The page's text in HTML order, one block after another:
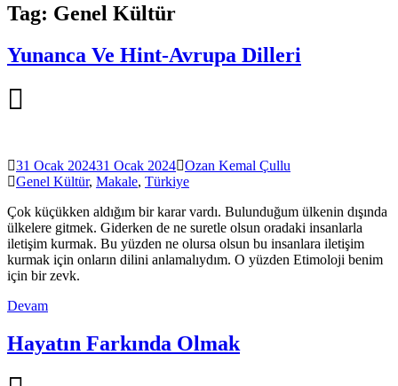
Tag: Genel Kültür
Yunanca Ve Hint-Avrupa Dilleri
31 Ocak 202431 Ocak 2024 Ozan Kemal Çullu
Genel Kültür, Makale, Türkiye
Çok küçükken aldığım bir karar vardı. Bulunduğum ülkenin dışında
ülkelere gitmek. Giderken de ne suretle olsun oradaki insanlarla
iletişim kurmak. Bu yüzden ne olursa olsun bu insanlara iletişim
kurmak için onların dilini anlamalıydım. O yüzden Etimoloji benim
için bir zevk.
Devam
Hayatın Farkında Olmak